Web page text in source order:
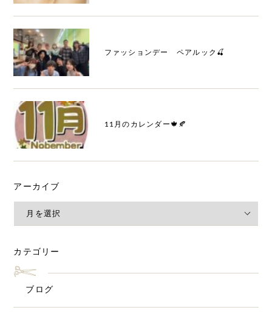
ファッションデー ペアルック🍒
11月のカレンダー🍁🍂
アーカイブ
カテゴリー
ブログ